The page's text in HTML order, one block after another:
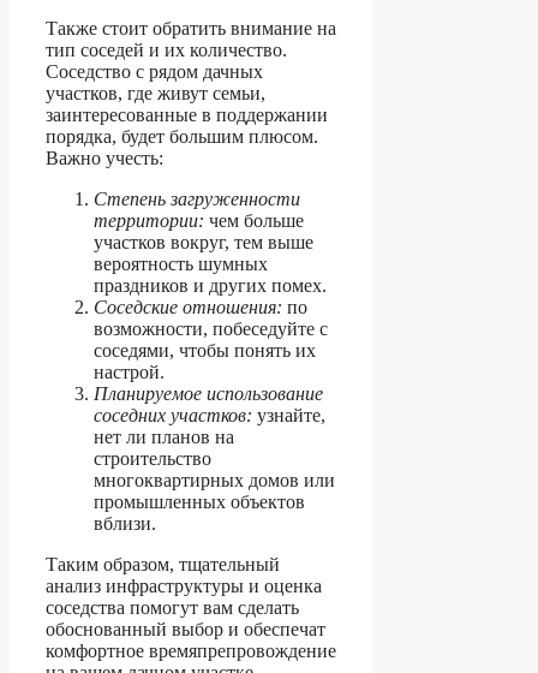
Также стоит обратить внимание на
тип соседей и их количество.
Соседство с рядом дачных
участков, где живут семьи,
заинтересованные в поддержании
порядка, будет большим плюсом.
Важно учесть:
Степень загруженности
территории: чем больше
участков вокруг, тем выше
вероятность шумных
праздников и других помех.
Соседские отношения: по
возможности, побеседуйте с
соседями, чтобы понять их
настрой.
Планируемое использование
соседних участков: узнайте,
нет ли планов на
строительство
многоквартирных домов или
промышленных объектов
вблизи.
Таким образом, тщательный
анализ инфраструктуры и оценка
соседства помогут вам сделать
обоснованный выбор и обеспечат
комфортное времяпрепровождение